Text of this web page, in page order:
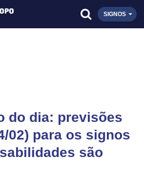
SIGNOS
do dia: previsões
02) para os signos
são